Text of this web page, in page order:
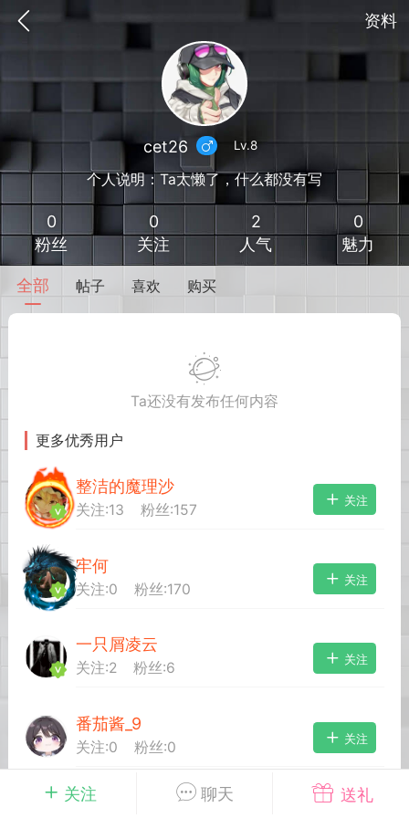
资料
我的钱包 道具 排行榜
攻略教程
17:51
电脑端 其他&工具
杀 模组安装/管理工具v1.1.0 测试版发
WIN11
管理器专为新手小白准备，让安装
变得更简单不会手动查找目录？不
应该放在哪里？担心安装错误影响游
关注 聊天 送礼
cet26 Lv.8
个人说明：Ta太懒了，什么都没有写
0
粉丝
0
关注
2
人气
0
魅力
全部 帖子 喜欢 购买
Ta还没有发布任何内容
更多优秀用户
整洁的魔理沙
关注:13 粉丝:157
关注
牢何
关注:0 粉丝:170
关注
一只屑凌云
关注:2 粉丝:6
关注
番茄酱_9
关注:0 粉丝:0
关注
血魔_638